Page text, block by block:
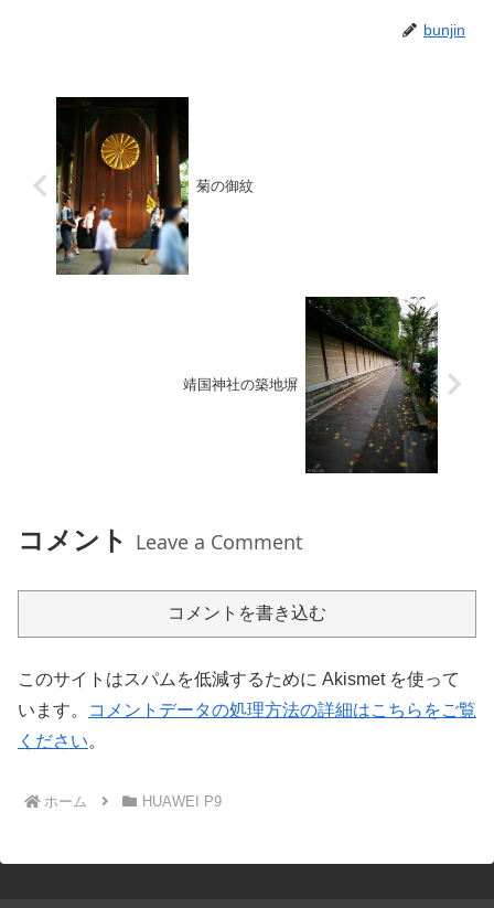
bunjin
菊の御紋
靖国神社の築地塀
コメント Leave a Comment
コメントを書き込む
このサイトはスパムを低減するために Akismet を使って
います。
コメントデータの処理方法の詳細はこちらをご覧
ください。
ホーム HUAWEI P9